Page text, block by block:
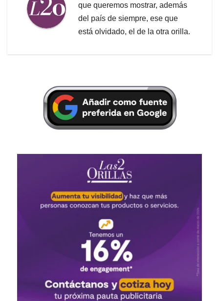
que queremos mostrar, además
del país de siempre, ese que
está olvidado, el de la otra orilla.